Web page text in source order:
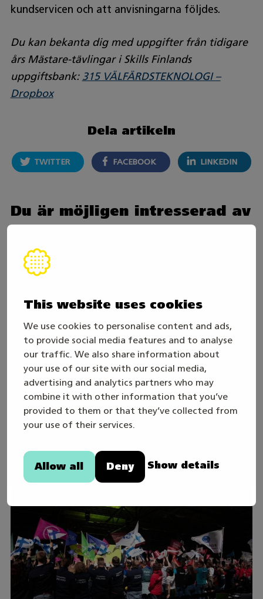
This website uses cookies
We use cookies to personalise content and ads,
to provide social media features and to analyse
our traffic. We also share information about
your use of our site with our social media,
advertising and analytics partners who may
combine it with other information that you’ve
provided to them or that they’ve collected from
your use of their services.
Allow all Deny Show details
kundservicen och att anvisningarna följdes.
Du kan bekanta dig med uppgifter från tidigare
års Mästare-tävlingar i Skills Finlands
uppgiftsbank: 315 VÄLFÄRDSTEKNOLOGI –
Dropbox
Dela artikeln
TWITTER FACEBOOK LINKEDIN
Du är möjligen intresserad av
30. juli
Skills Games 2027-året inleds – följ den
direktsända öppningssändningen